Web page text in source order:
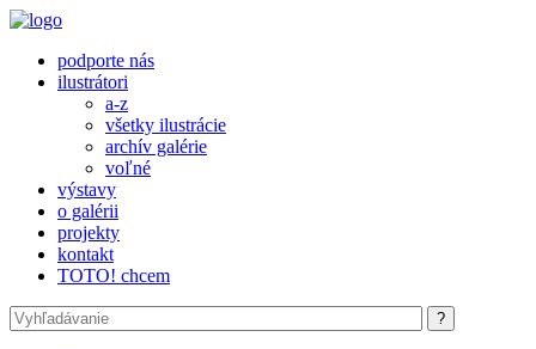
Skočiť na hlavný obsah
podporte nás
ilustrátori
a-z
všetky ilustrácie
archív galérie
voľné
výstavy
o galérii
projekty
kontakt
TOTO! chcem